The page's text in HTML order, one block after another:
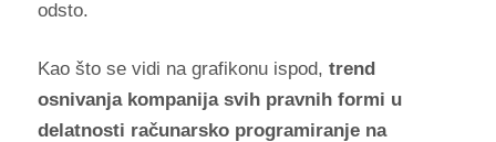
odsto.
Kao što se vidi na grafikonu ispod, trend
osnivanja kompanija svih pravnih formi u
delatnosti računarsko programiranje na